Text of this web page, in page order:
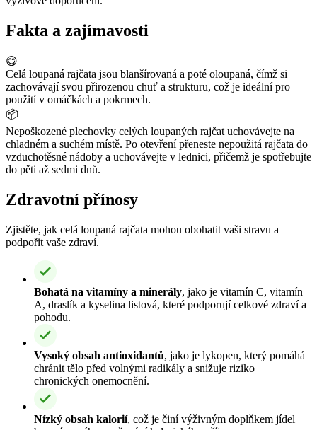
Fakta a zajímavosti
😋
Celá loupaná rajčata jsou blanšírovaná a poté oloupaná, čímž si
zachovávají svou přirozenou chuť a strukturu, což je ideální pro
použití v omáčkách a pokrmech.
📦
Nepoškozené plechovky celých loupaných rajčat uchovávejte na
chladném a suchém místě. Po otevření přeneste nepoužitá rajčata do
vzduchotěsné nádoby a uchovávejte v lednici, přičemž je spotřebujte
do pěti až sedmi dnů.
Zdravotní přínosy
Zjistěte, jak celá loupaná rajčata mohou obohatit vaši stravu a
podpořit vaše zdraví.
Bohatá na vitamíny a minerály, jako je vitamín C, vitamín
A, draslík a kyselina listová, které podporují celkové zdraví a
pohodu.
Vysoký obsah antioxidantů, jako je lykopen, který pomáhá
chránit tělo před volnými radikály a snižuje riziko
chronických onemocnění.
Nízký obsah kalorií, což je činí výživným doplňkem jídel